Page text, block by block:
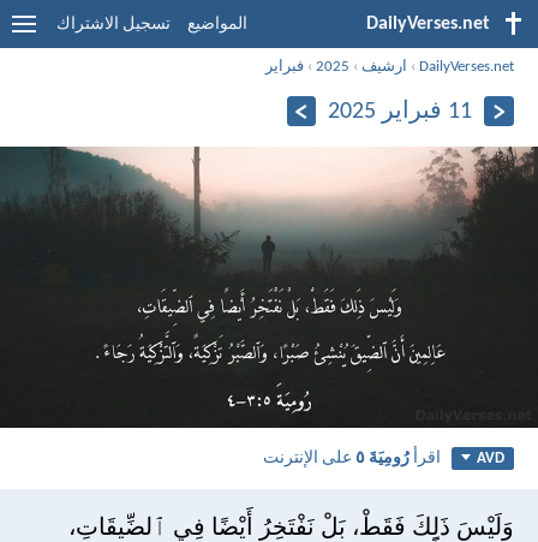
DailyVerses.net المواضيع تسجيل الاشتراك
DailyVerses.net
› ارشيف ›
2025
›فبراير
11 فبراير 2025
AVD اقرأرُومِيَةَ ٥ على الإنترنت
وَلَيْسَ ذَلِكَ فَقَطْ، بَلْ نَفْتَخِرُ أَيْضًا فِي ٱلضِّيقَاتِ،